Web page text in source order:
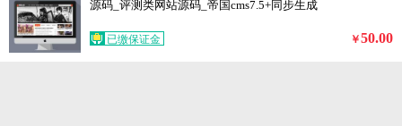
源码_评测类网站源码_帝国cms7.5+同步生成
已缴保证金 ￥50.00